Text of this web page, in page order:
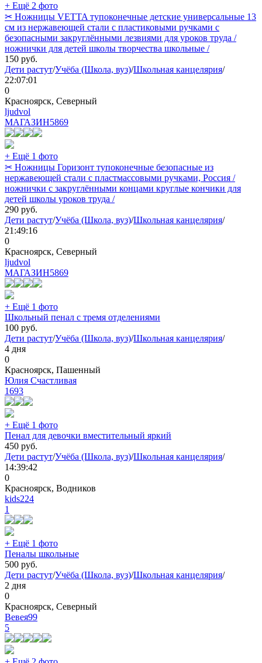
+ Ещё 2 фото
✂ Ножницы VETTA тупоконечные детские универсальные 13
см из нержавеющей стали с пластиковыми ручками с
безопасными закруглёнными лезвиями для уроков труда /
ножнички для детей школы творчества школьные /
150 руб.
Дети растут/Учёба (Школа, вуз)/Школьная канцелярия/
22:07:01
0
Красноярск, Северный
ljudvol
МАГАЗИН5869
+ Ещё 1 фото
✂ Ножницы Горизонт тупоконечные безопасные из
нержавеющей стали с пластмассовыми ручками, Россия /
ножнички с закруглёнными концами круглые кончики для
детей школы уроков труда /
290 руб.
Дети растут/Учёба (Школа, вуз)/Школьная канцелярия/
21:49:16
0
Красноярск, Северный
ljudvol
МАГАЗИН5869
+ Ещё 1 фото
Школьный пенал с тремя отделениями
100 руб.
Дети растут/Учёба (Школа, вуз)/Школьная канцелярия/
4 дня
0
Красноярск, Пашенный
Юлия Счастливая
1693
+ Ещё 1 фото
Пенал для девочки вместительный яркий
450 руб.
Дети растут/Учёба (Школа, вуз)/Школьная канцелярия/
14:39:42
0
Красноярск, Водников
kids224
1
+ Ещё 1 фото
Пеналы школьные
500 руб.
Дети растут/Учёба (Школа, вуз)/Школьная канцелярия/
2 дня
0
Красноярск, Северный
Вевея99
5